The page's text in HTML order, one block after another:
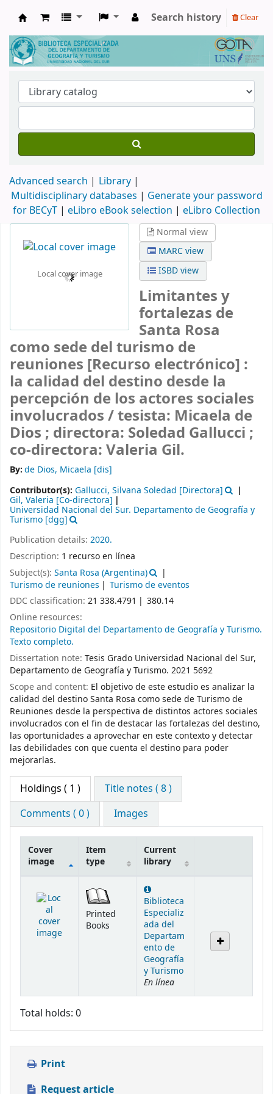
Biblioteca de Geografía y Turismo
Search history Clear
Advanced search
Library
Multidisciplinary databases | Generate your password
for BECyT | eLibro eBook selection | eLibro Collection
Local cover image
Normal view
MARC view
ISBD view
Limitantes y
fortalezas de
Santa Rosa
como sede del turismo de
reuniones [Recurso electrónico] :
la calidad del destino desde la
percepción de los actores sociales
involucrados /tesista: Micaela de
Dios ; directora: Soledad Gallucci ;
co-directora: Valeria Gil.
By:de Dios, Micaela [dis]
Contributor(s): Gallucci, Silvana Soledad [Directora]
Gil, Valeria [Co-directora]
Universidad Nacional del Sur. Departamento de Geografía y
Turismo [dgg]
Publication details: 2020.
Description: 1 recurso en línea
Subject(s): Santa Rosa (Argentina)
Turismo de reuniones
Turismo de eventos
DDC classification: 21 338.4791
380.14
Online resources:
Repositorio Digital del Departamento de Geografía y Turismo.
Texto completo.
Dissertation note: Tesis Grado Universidad Nacional del Sur,
Departamento de Geografía y Turismo. 2021 5692
Scope and content: El objetivo de este estudio es analizar la
calidad del destino Santa Rosa como sede de Turismo de
Reuniones desde la perspectiva de distintos actores sociales
involucrados con el fin de destacar las fortalezas del destino,
las oportunidades a aprovechar en este contexto y detectar
las debilidades con que cuenta el destino para poder
mejorarlas.
Holdings ( 1 )
Title notes ( 8 )
Comments ( 0 )
Images
Cover
image
Item
type
Current
library
Printed
Books
Biblioteca
Especializ
ada del
Departam
ento de
Geografía
y Turismo
En línea
Total holds: 0
Print
Request article